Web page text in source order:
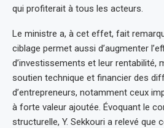
qui profiterait à tous les acteurs.
Le ministre a, à cet effet, fait
ciblage permet aussi d’augmenter
d’investissements et leur rentabilité,
soutien technique et financier des
d’entrepreneurs, notamment ceux
à forte valeur ajoutée. Évoquant le
structurelle, Y. Sekkouri a relevé que